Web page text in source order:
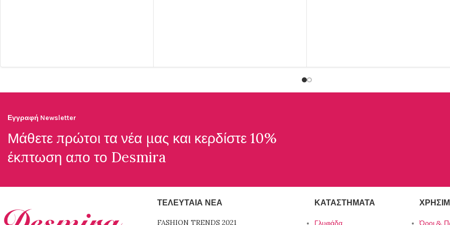
Εγγραφή Newsletter
Μάθετε πρώτοι τα νέα μας και κερδίστε 10%
έκπτωση απο το Desmira
ΤΕΛΕΥΤΑΊΑ ΝΈΑ
FASHION TRENDS 2021
ΚΑΤΑΣΤΉΜΑΤΑ
Γλυφάδα Όροι &